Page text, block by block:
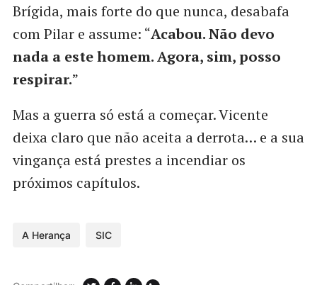
Brígida, mais forte do que nunca, desabafa
com Pilar e assume: “Acabou. Não devo
nada a este homem. Agora, sim, posso
respirar.”
Mas a guerra só está a começar. Vicente
deixa claro que não aceita a derrota… e a sua
vingança está prestes a incendiar os
próximos capítulos.
A Herança SIC